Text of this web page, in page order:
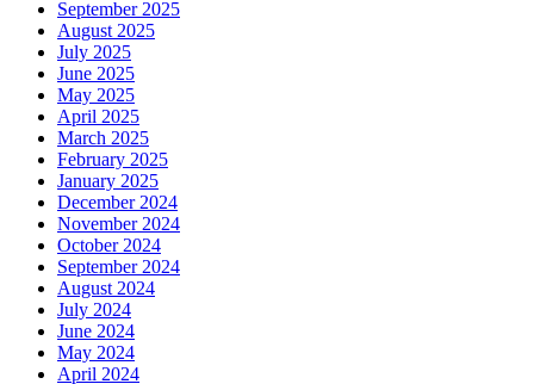
September 2025
August 2025
July 2025
June 2025
May 2025
April 2025
March 2025
February 2025
January 2025
December 2024
November 2024
October 2024
September 2024
August 2024
July 2024
June 2024
May 2024
April 2024